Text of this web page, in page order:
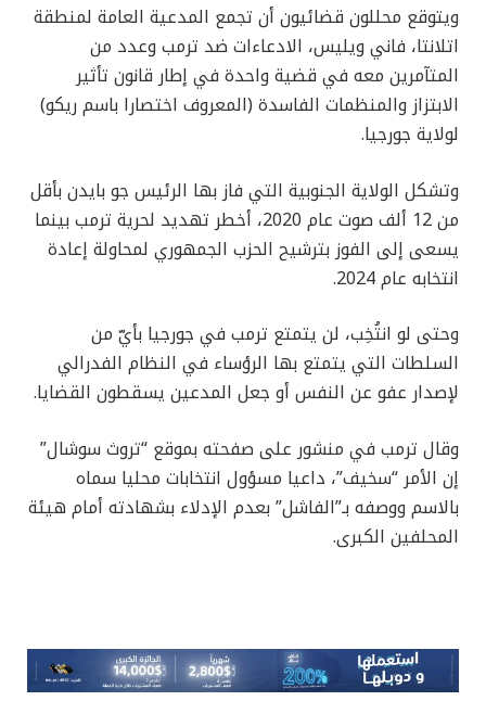
ويتوقع محللون قضائيون أن تجمع المدعية العامة لمنطقة
اتلانتا، فاني ويليس، الادعاءات ضد ترمب وعدد من
المتآمرين معه في قضية واحدة في إطار قانون تأثير
الابتزاز والمنظمات الفاسدة (المعروف اختصارا باسم ريكو)
لولاية جورجيا.
وتشكل الولاية الجنوبية التي فاز بها الرئيس جو بايدن بأقل
من 12 ألف صوت عام 2020، أخطر تهديد لحرية ترمب بينما
يسعى إلى الفوز بترشيح الحزب الجمهوري لمحاولة إعادة
انتخابه عام 2024.
وحتى لو انتُخِب، لن يتمتع ترمب في جورجيا بأيّ من
السلطات التي يتمتع بها الرؤساء في النظام الفدرالي
لإصدار عفو عن النفس أو جعل المدعين يسقطون القضايا.
وقال ترمب في منشور على صفحته بموقع “تروث سوشال”
إن الأمر “سخيف”، داعيا مسؤول انتخابات محليا سماه
بالاسم ووصفه بـ”الفاشل” بعدم الإدلاء بشهادته أمام هيئة
المحلفين الكبرى.